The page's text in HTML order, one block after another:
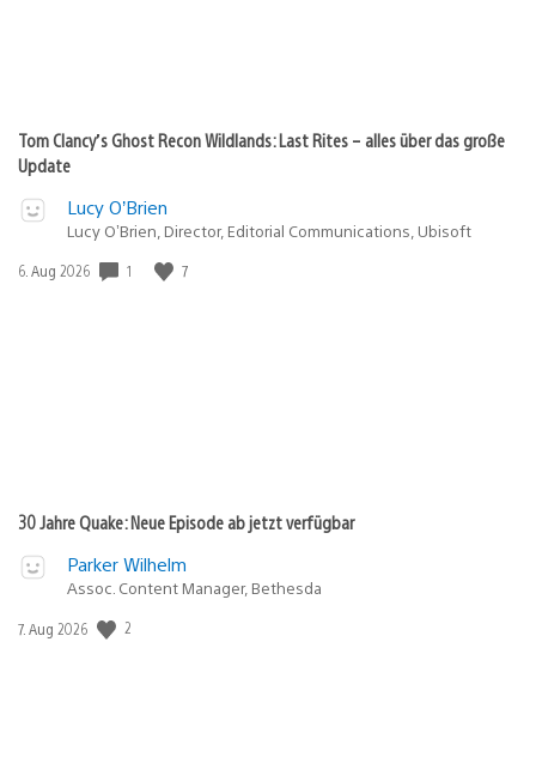
Tom Clancy’s Ghost Recon Wildlands: Last Rites – alles über das große
Update
Lucy O’Brien
Lucy O’Brien, Director, Editorial Communications, Ubisoft
Veröffentlichungsdatum:
6. Aug 2026 1 7
30 Jahre Quake: Neue Episode ab jetzt verfügbar
Parker Wilhelm
Assoc. Content Manager, Bethesda
Veröffentlichungsdatum:
7. Aug 2026 2